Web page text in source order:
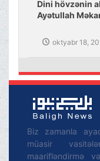
Dini hövzənin
Ayətullah
oktyabr 18,
Biz zamanla
müasir
maarifləndirmə